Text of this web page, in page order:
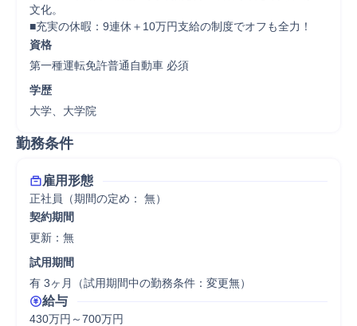
文化。
■充実の休暇：9連休＋10万円支給の制度でオフも全力！
資格
第一種運転免許普通自動車 必須
学歴
大学、大学院
勤務条件
雇用形態
正社員（期間の定め： 無）
契約期間
更新：無
試用期間
有 3ヶ月（試用期間中の勤務条件：変更無）
給与
430万円～700万円